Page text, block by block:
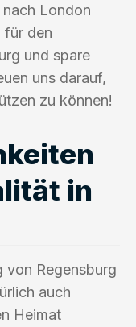
London
für den
und spare
uns darauf,
zu können!
in
von Regensburg
auch
Heimat